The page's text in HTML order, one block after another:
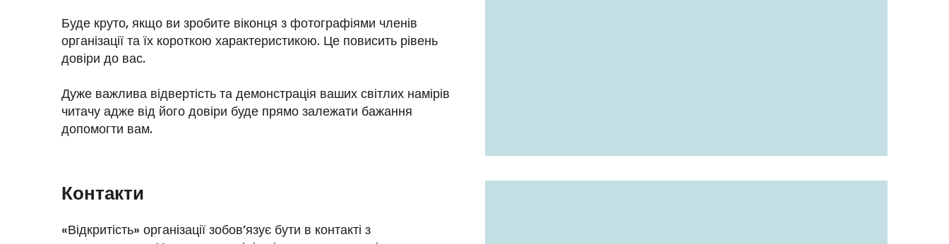
Буде круто, якщо ви зробите віконця з фотографіями членів
організації та їх короткою характеристикою. Це повисить рівень
довіри до вас.
Дуже важлива відвертість та демонстрація ваших світлих намірів
читачу адже від його довіри буде прямо залежати бажання
допомогти вам.
Контакти
«Відкритість» організації зобов’язує бути в контакті з